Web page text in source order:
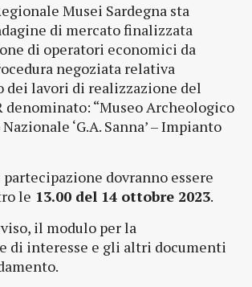
Musei Sardegna sta
di mercato finalizzata
di operatori economici da
negoziata relativa
dei lavori di realizzazione del
denominato: “Museo Archeologico
‘G.A. Sanna’ – Impianto
dovranno essere
le 13.00 del 14 ottobre 2023.
il modulo per la
di interesse e gli altri documenti